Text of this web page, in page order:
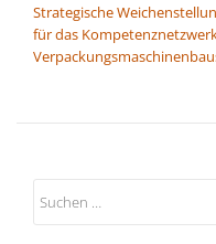
Strategische
für das